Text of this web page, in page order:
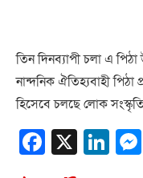
তিনদিনব্যাপীচলাএ পিঠা
নান্দনিক ঐতিহ্যবাহীপিঠা
হিসেবেচলছেলোক
X